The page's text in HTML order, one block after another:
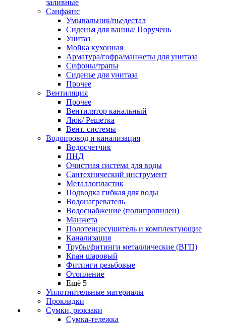
заливные
Санфаянс
Умывальник/пьедестал
Сиденья для ванны/ Поручень
Унитаз
Мойка кухонная
Арматура/гофра/манжеты для унитаза
Сифоны/трапы
Сиденье для унитаза
Прочее
Вентиляция
Прочее
Вентилятор канальный
Люк/ Решетка
Вент. системы
Водопровод и канализация
Водосчетчик
ПНД
Очистная система для воды
Сантехнический инструмент
Металлопластик
Подводка гибкая для воды
Водонагреватель
Водоснабжение (полипропилен)
Манжета
Полотенцесушитель и комплектующие
Канализация
Трубы/фитинги металлические (ВГП)
Кран шаровый
Фитинги резьбовые
Отопление
Ещё 5
Уплотнительные материалы
Прокладки
Сумки, рюкзаки
Сумка-тележка